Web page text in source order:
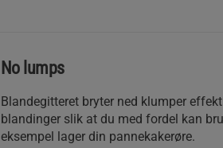
No lumps
Blandegitteret bryter ned klumper
blandinger slik at du med fordel kan
eksempel lager din pannekakerøre.